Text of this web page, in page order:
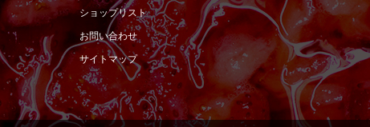
ショップリスト
お問い合わせ
サイトマップ